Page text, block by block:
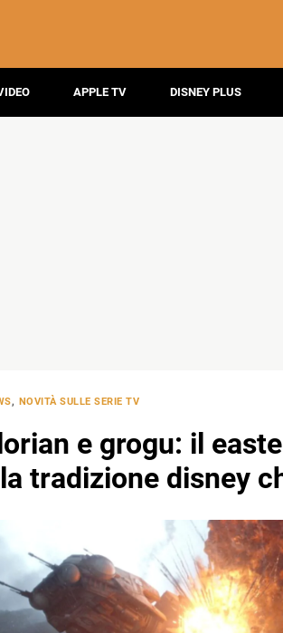
APPLE TV DISNEY PLUS
, NOVITÀ SULLE SERIE TV
e grogu: il
tradizione disney